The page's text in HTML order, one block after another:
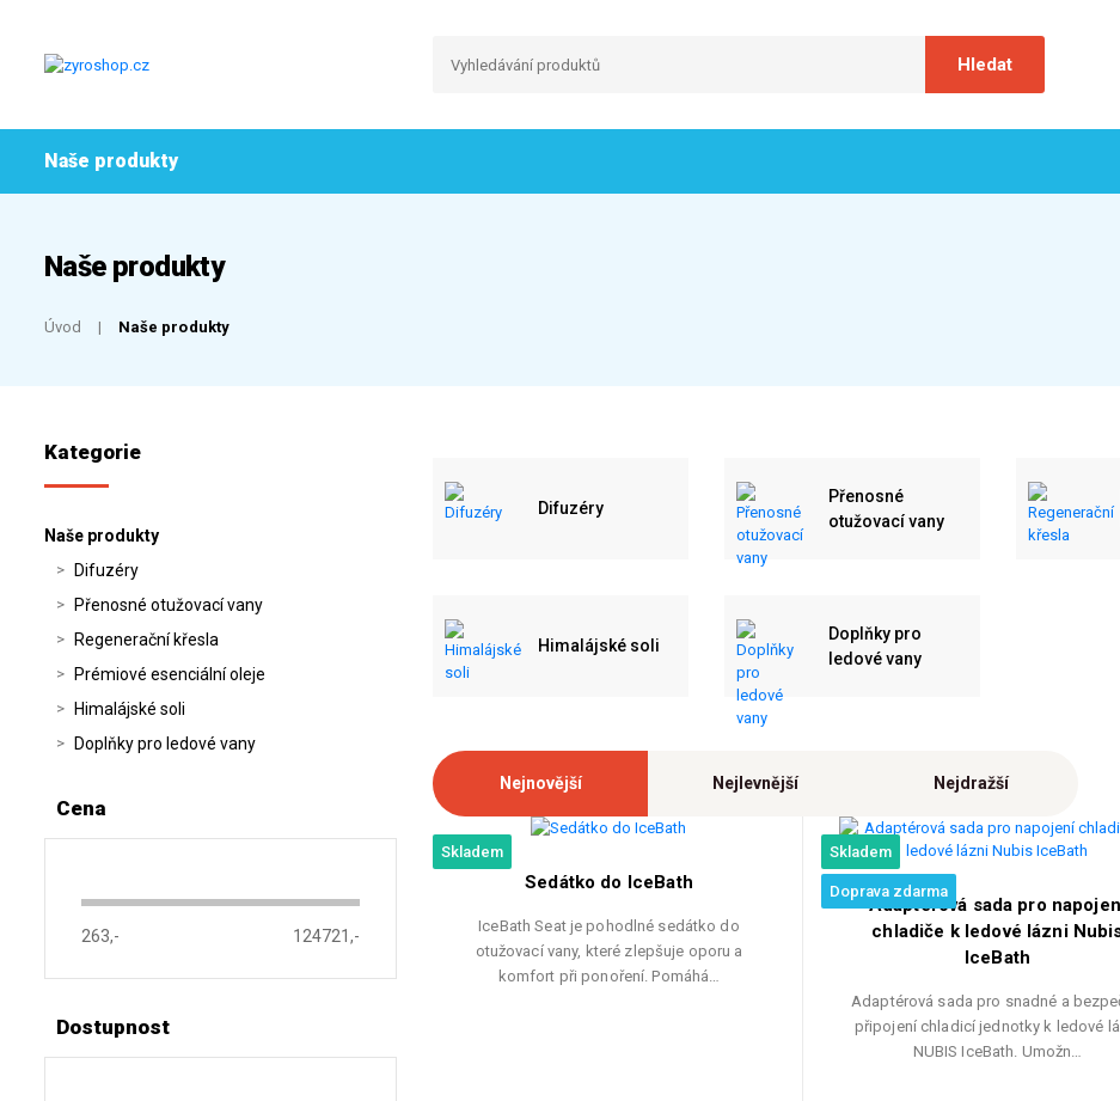
Naše produkty
Naše produkty
Úvod Naše produkty
Kategorie
Naše produkty
Difuzéry
Přenosné otužovací vany
Regenerační křesla
Prémiové esenciální oleje
Himalájské soli
Doplňky pro ledové vany
Cena
263,- 124721,-
Dostupnost
Difuzéry
Přenosné
otužovací vany
Himalájské soli
Doplňky pro
ledové vany
Nejnovější Nejlevnější Nejdražší
Skladem
Sedátko do IceBath
IceBath Seat je pohodlné sedátko do
otužovací vany, které zlepšuje oporu a
komfort při ponoření. Pomáhá…
Skladem
Doprava zdarma
Adaptérová sada pro
chladiče k ledové lázni
IceBath
Adaptérová sada pro snadné a
připojení chladicí jednotky k ledové
NUBIS IceBath. Umožn…